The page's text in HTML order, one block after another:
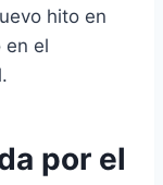
hito en
en el
por el